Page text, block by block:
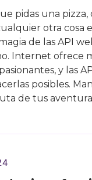
pidas una pizza,
otra cosa
de las API
Internet ofrece
y las
posibles.
de tus